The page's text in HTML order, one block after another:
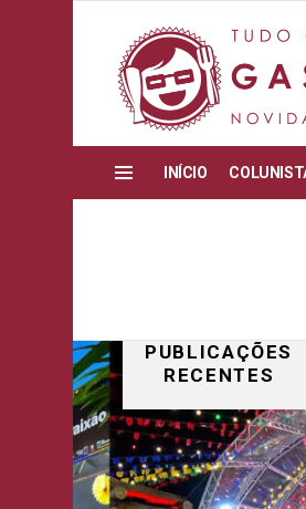
INÍCIO
PUBLICAÇÕES
RECENTES